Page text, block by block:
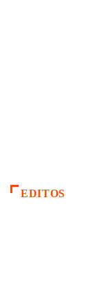
EDITOS